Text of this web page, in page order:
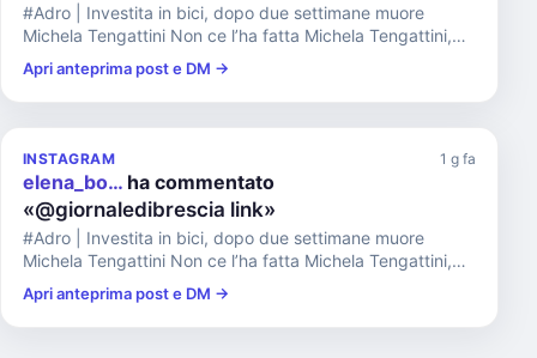
#Adro | Investita in bici, dopo due settimane muore
Michela Tengattini Non ce l’ha fatta Michela Tengattini,
investita ...
Apri anteprima post e DM →
INSTAGRAM 1 g fa
elena_bo… ha commentato
«@giornaledibrescia link»
#Adro | Investita in bici, dopo due settimane muore
Michela Tengattini Non ce l’ha fatta Michela Tengattini,
investita ...
Apri anteprima post e DM →